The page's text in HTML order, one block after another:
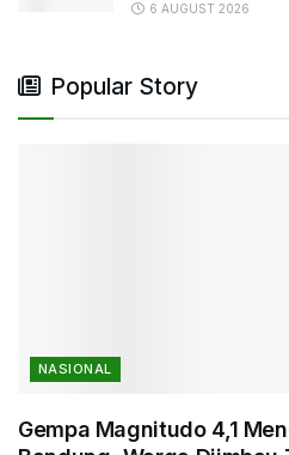
6 AUGUST 2026
Popular Story
NASIONAL
Gempa Magnitudo 4,1